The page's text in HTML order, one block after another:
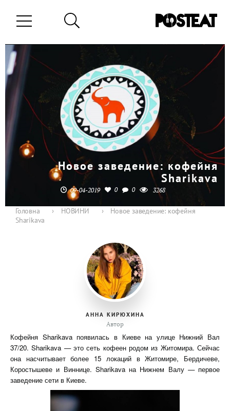
Новое заведение: кофейня
Sharikava
09-04-2019 0 0 3268
Головна › НОВИНИ ›
Новое заведение: кофейня
Sharikava
АННА КИРЮХИНА
Автор
Кофейня Sharikava появилась в Киеве на улице Нижний Вал
37/20. Sharikava — это сеть кофеен родом из Житомира. Сейчас
она насчитывает более 15 локаций в Житомире, Бердичеве,
Коростышеве и Виннице. Sharikava на Нижнем Валу — первое
заведение сети в Киеве.